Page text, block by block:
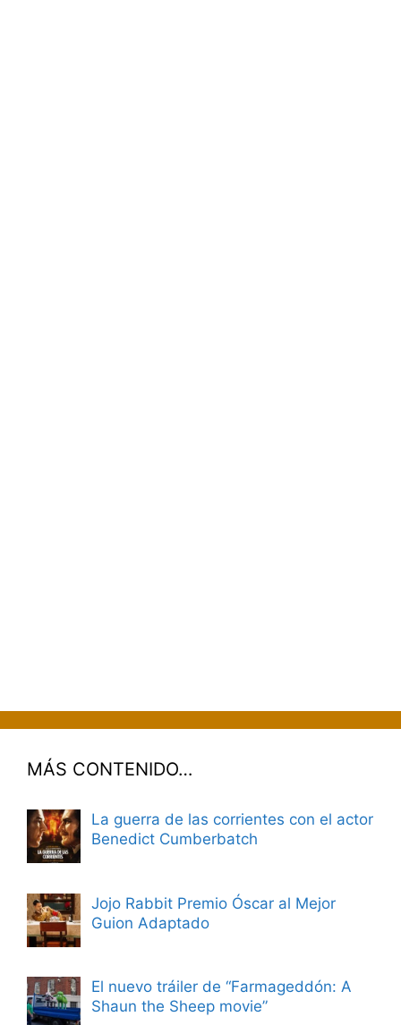
MÁS CONTENIDO…
La guerra de las corrientes con el actor
Benedict Cumberbatch
Jojo Rabbit Premio Óscar al Mejor
Guion Adaptado
El nuevo tráiler de “Farmageddón: A
Shaun the Sheep movie”